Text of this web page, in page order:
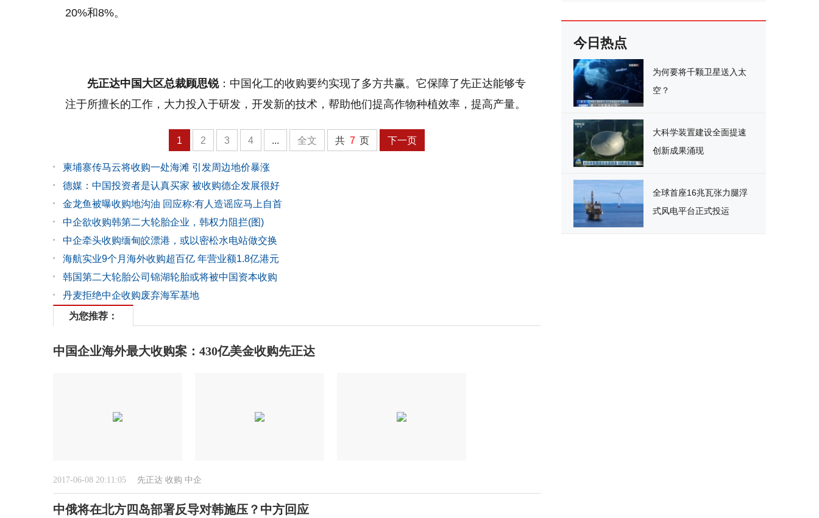
20%和8%。
先正达中国大区总裁顾思锐：中国化工的收购要约实现了多方共赢。它保障了先正达能够专
注于所擅长的工作，大力投入于研发，开发新的技术，帮助他们提高作物种植效率，提高产量。
1 2 3 4 ... 全文 共 7 页 下一页
柬埔寨传马云将收购一处海滩 引发周边地价暴涨
德媒：中国投资者是认真买家 被收购德企发展很好
金龙鱼被曝收购地沟油 回应称:有人造谣应马上自首
中企欲收购韩第二大轮胎企业，韩权力阻拦(图)
中企牵头收购缅甸皎漂港，或以密松水电站做交换
海航实业9个月海外收购超百亿 年营业额1.8亿港元
韩国第二大轮胎公司锦湖轮胎或将被中国资本收购
丹麦拒绝中企收购废弃海军基地
为您推荐：
中国企业海外最大收购案：430亿美金收购先正达
2017-06-08 20:11:05 先正达 收购 中企
中俄将在北方四岛部署反导对韩施压？中方回应
今日热点
为何要将千颗卫星送入太
空？
大科学装置建设全面提速
创新成果涌现
全球首座16兆瓦张力腿浮
式风电平台正式投运